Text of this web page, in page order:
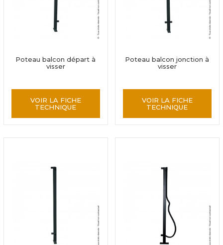
Poteau balcon départ à
visser
VOIR LA FICHE
TECHNIQUE
Poteau balcon jonction à
visser
VOIR LA FICHE
TECHNIQUE